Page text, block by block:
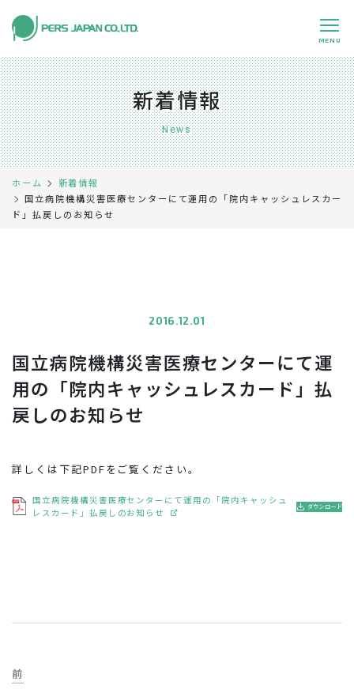
MENU
私たちの特長 About Us
事業内容 Business
事例紹介 Case
企業情報 Company
0120-891-224
お問い合わせ
新着情報
News
ホーム
新着情報
国立病院機構災害医療センターにて運用の「院内キャッシュレスカー
ド」払戻しのお知らせ
2016.12.01
国立病院機構災害医療センターにて運
用の「院内キャッシュレスカード」払
戻しのお知らせ
詳しくは下記PDFをご覧ください。
国立病院機構災害医療センターにて運用の「院内キャッシュ
レスカード」払戻しのお知らせ
ダウンロード
前